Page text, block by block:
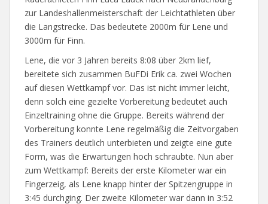
zur Landeshallenmeisterschaft der Leichtathleten über
die Langstrecke. Das bedeutete 2000m für Lene und
3000m für Finn.
Lene, die vor 3 Jahren bereits 8:08 über 2km lief,
bereitete sich zusammen BuFDi Erik ca. zwei Wochen
auf diesen Wettkampf vor. Das ist nicht immer leicht,
denn solch eine gezielte Vorbereitung bedeutet auch
Einzeltraining ohne die Gruppe. Bereits während der
Vorbereitung konnte Lene regelmäßig die Zeitvorgaben
des Trainers deutlich unterbieten und zeigte eine gute
Form, was die Erwartungen hoch schraubte. Nun aber
zum Wettkampf: Bereits der erste Kilometer war ein
Fingerzeig, als Lene knapp hinter der Spitzengruppe in
3:45 durchging. Der zweite Kilometer war dann in 3:52